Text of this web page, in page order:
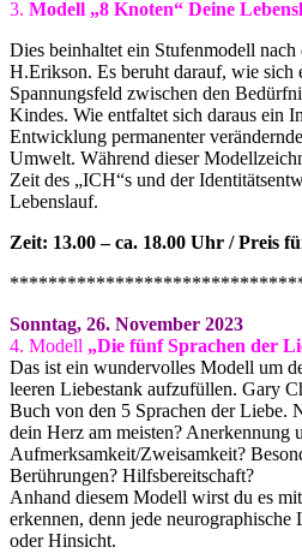
3. Modell „8 Knoten“ Deine
Dies beinhaltet ein Stufenmodell
H.Erikson. Es beruht darauf, wie
Spannungsfeld zwischen den
Kindes. Wie entfaltet sich daraus ein
Entwicklung permanenter
Umwelt. Während dieser
Zeit des „ICH“s und der
Lebenslauf.
Zeit: 13.00 – ca. 18.00 Uhr / Preis
Sonntag, 26. November 2023
4. Modell „Die fünf Sprachen der
Das ist ein wundervolles Modell um
leeren Liebestank aufzufüllen. Gary
Buch von den 5 Sprachen der Liebe.
dein Herz am meisten? Anerkennung
Aufmerksamkeit/Zweisamkeit?
Berührungen? Hilfsbereitschaft?
Anhand diesem Modell wirst du es
erkennen, denn jede
oder Hinsicht.